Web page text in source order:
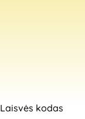
kodas